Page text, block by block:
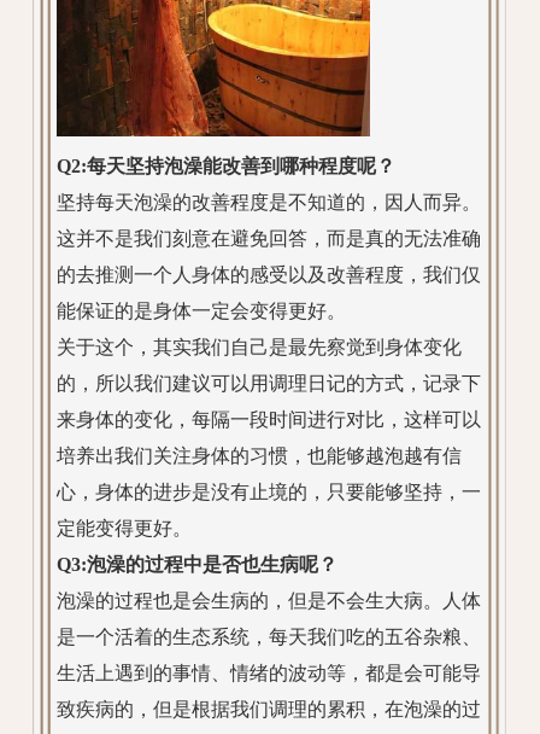
Q2:每天坚持泡澡能改善到哪种程度呢？
坚持每天泡澡的改善程度是不知道的，因人而异。
这并不是我们刻意在避免回答，而是真的无法准确
的去推测一个人身体的感受以及改善程度，我们仅
能保证的是身体一定会变得更好。
关于这个，其实我们自己是最先察觉到身体变化
的，所以我们建议可以用调理日记的方式，记录下
来身体的变化，每隔一段时间进行对比，这样可以
培养出我们关注身体的习惯，也能够越泡越有信
心，身体的进步是没有止境的，只要能够坚持，一
定能变得更好。
Q3:泡澡的过程中是否也生病呢？
泡澡的过程也是会生病的，但是不会生大病。人体
是一个活着的生态系统，每天我们吃的五谷杂粮、
生活上遇到的事情、情绪的波动等，都是会可能导
致疾病的，但是根据我们调理的累积，在泡澡的过